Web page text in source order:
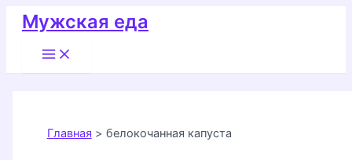
Перейти
содержимому
Мужская еда
Main
Menu
Главная белокочанная капуста